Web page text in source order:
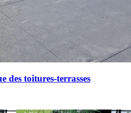
des toitures-terrasses